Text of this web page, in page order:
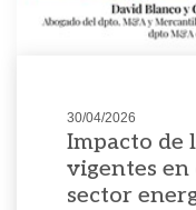
30/04/2026
Impacto de
vigentes en
sector